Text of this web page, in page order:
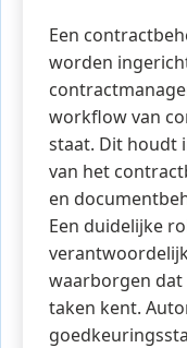
Een
worden
workflow van
staat. Dit houdt
van het
en
Een duidelijke
waarborgen
taken kent.